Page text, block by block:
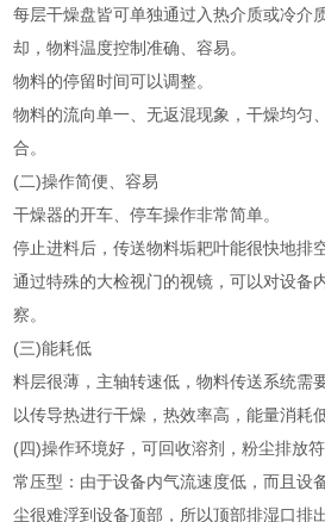
每层干燥盘皆可单独通过入热介质或冷介
却，物料温度控制准确、容易。
物料的停留时间可以调整。
物料的流向单一、无返混现象，干燥均匀
合。
(二)操作简便、容易
干燥器的开车、停车操作非常简单。
停止进料后，传送物料垢耙叶能很快地排
通过特殊的大检视门的视镜，可以对设备
察。
(三)能耗低
料层很薄，主轴转速低，物料传送系统需
以传导热进行干燥，热效率高，能量消耗低
(四)操作环境好，可回收溶剂，粉尘排放
常压型：由于设备内气流速度低，而且设
尘很难浮到设备顶部，所以顶部排湿口排